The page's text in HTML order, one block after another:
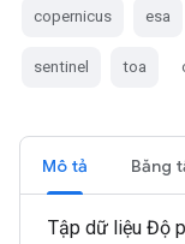
copernicus esa
sentinel toa
Mô tả Băng
Tập dữ liệu Độ